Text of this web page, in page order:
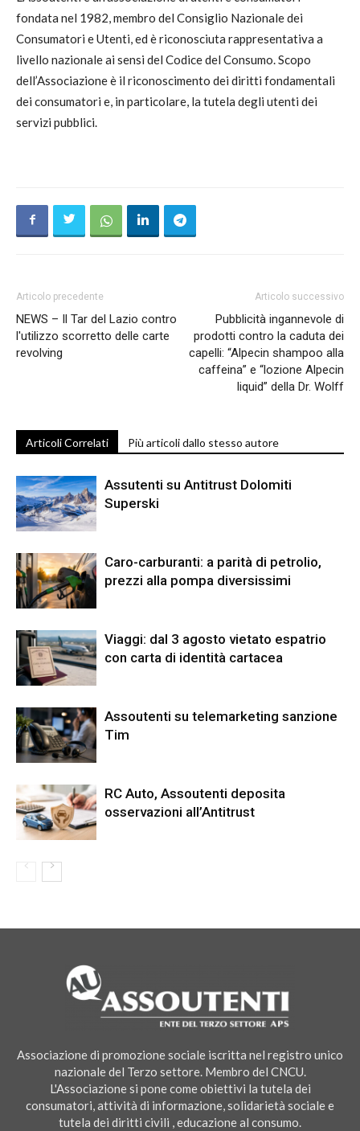
fondata nel 1982, membro del Consiglio Nazionale dei
Consumatori e Utenti, ed è riconosciuta rappresentativa a
livello nazionale ai sensi del Codice del Consumo. Scopo
dell’Associazione è il riconoscimento dei diritti fondamentali
dei consumatori e, in particolare, la tutela degli utenti dei
servizi pubblici.
Articolo precedente
NEWS – Il Tar del Lazio contro
l'utilizzo scorretto delle carte
revolving
Articolo successivo
Pubblicità ingannevole di
prodotti contro la caduta dei
capelli: “Alpecin shampoo alla
caffeina” e “lozione Alpecin
liquid” della Dr. Wolff
Articoli Correlati Più articoli dallo stesso autore
Assutenti su Antitrust Dolomiti
Superski
Caro-carburanti: a parità di petrolio,
prezzi alla pompa diversissimi
Viaggi: dal 3 agosto vietato espatrio
con carta di identità cartacea
Assoutenti su telemarketing sanzione
Tim
RC Auto, Assoutenti deposita
osservazioni all’Antitrust
Associazione di promozione sociale iscritta nel registro unico
nazionale del Terzo settore. Membro del CNCU.
L'Associazione si pone come obiettivi la tutela dei
consumatori, attività di informazione, solidarietà sociale e
tutela dei diritti civili , educazione al consumo.